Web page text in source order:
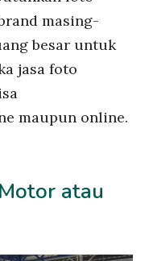
masing-
besar untuk
jasa foto
maupun online.
atau